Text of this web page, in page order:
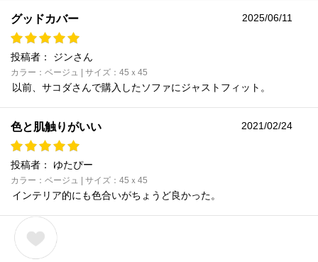
グッドカバー 2025/06/11
投稿者： ジンさん
カラー：ベージュ | サイズ：45ｘ45
以前、サコダさんで購入したソファにジャストフィット。
色と肌触りがいい 2021/02/24
投稿者： ゆたぴー
カラー：ベージュ | サイズ：45ｘ45
インテリア的にも色合いがちょうど良かった。